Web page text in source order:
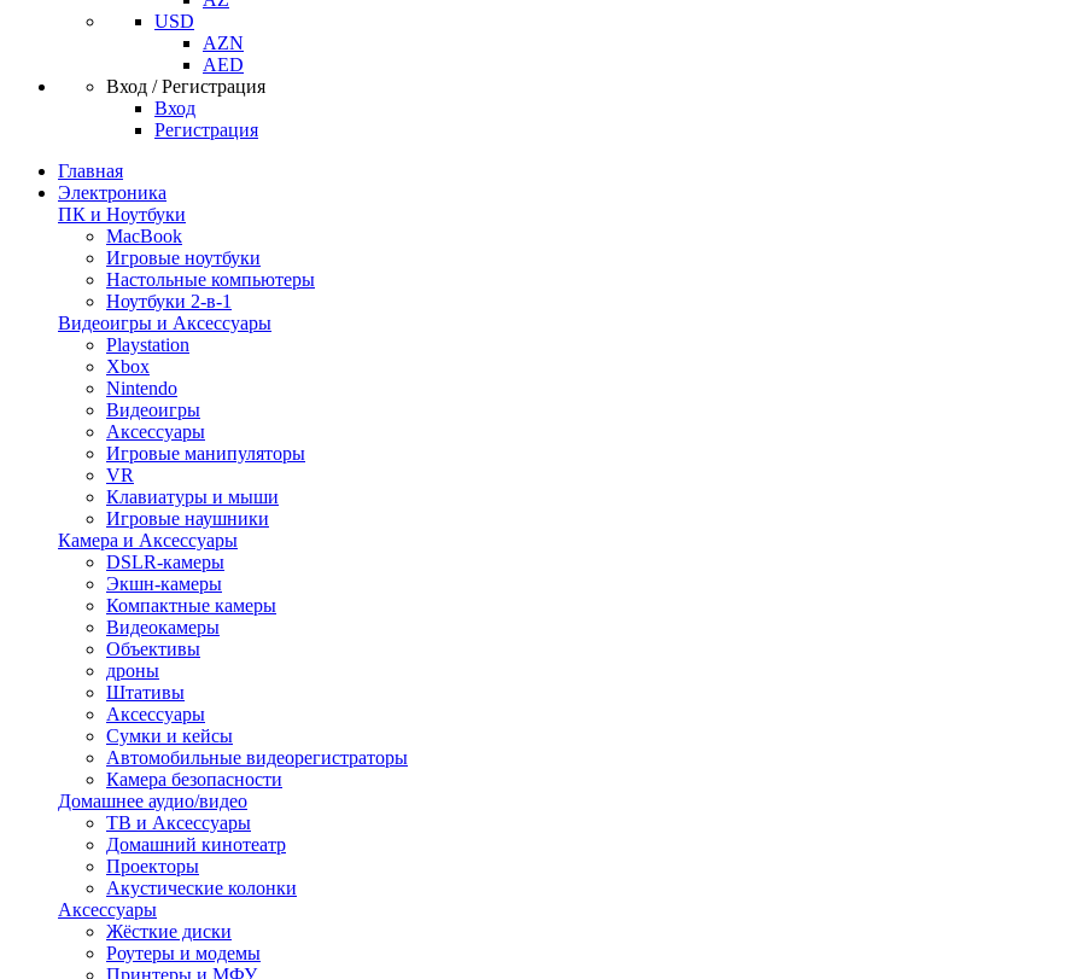
USD
AZN
AED
Вход / Регистрация
Вход
Регистрация
Главная
Электроника
ПК и Ноутбуки
MacBook
Игровые ноутбуки
Настольные компьютеры
Ноутбуки 2-в-1
Видеоигры и Аксессуары
Playstation
Xbox
Nintendo
Видеоигры
Аксессуары
Игровые манипуляторы
VR
Клавиатуры и мыши
Игровые наушники
Камера и Аксессуары
DSLR-камеры
Экшн-камеры
Компактные камеры
Видеокамеры
Объективы
дроны
Штативы
Аксессуары
Сумки и кейсы
Автомобильные видеорегистраторы
Камера безопасности
Домашнее аудио/видео
ТВ и Аксессуары
Домашний кинотеатр
Проекторы
Акустические колонки
Аксессуары
Жёсткие диски
Роутеры и модемы
Принтеры и МФУ